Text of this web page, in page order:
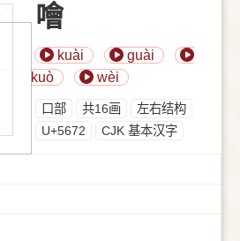
噲
kuài
guài
kuò
wèi
⼝部 共16画
左右结构
U+5672
CJK 基本汉字